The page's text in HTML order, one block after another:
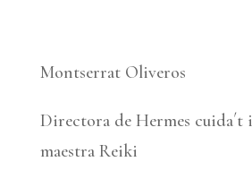
Montserrat Oliveros
Directora de Hermes cuida´t
maestra Reiki